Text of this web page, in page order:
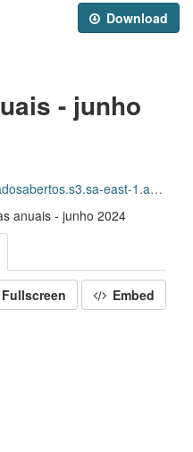
Download
- junho
+SISREF/D.SRF.FQS.004.ACSINSS.202406.csv.csv
anuais - junho 2024
Fullscreen Embed